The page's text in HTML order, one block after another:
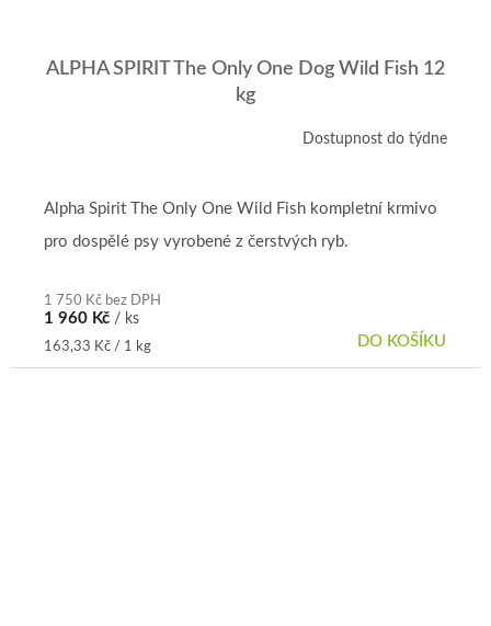
ALPHA SPIRIT The Only One Dog Wild Fish 12
kg
Dostupnost do týdne
1 750 Kč bez DPH
1 960 Kč / ks
Měrná
cena:
163,33 Kč / 1 kg DO KOŠÍKU
Alpha Spirit The Only One Wild Fish kompletní krmivo
pro dospělé psy vyrobené z čerstvých ryb.